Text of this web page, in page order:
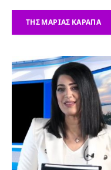
ΤΗΣ ΜΑΡΊΑΣ ΚΑΡΆΠΑ